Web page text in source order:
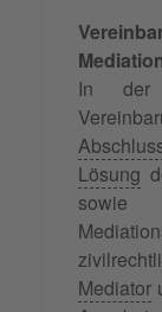
In der
Lösung
sowie
Mediator